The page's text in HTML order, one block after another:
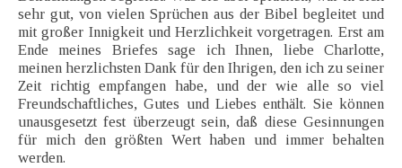
sehr gut, von vielen Sprüchen aus der Bibel begleitet und
mit großer Innigkeit und Herzlichkeit vorgetragen. Erst am
Ende meines Briefes sage ich Ihnen, liebe Charlotte,
meinen herzlichsten Dank für den Ihrigen, den ich zu seiner
Zeit richtig empfangen habe, und der wie alle so viel
Freundschaftliches, Gutes und Liebes enthält. Sie können
unausgesetzt fest überzeugt sein, daß diese Gesinnungen
für mich den größten Wert haben und immer behalten
werden.